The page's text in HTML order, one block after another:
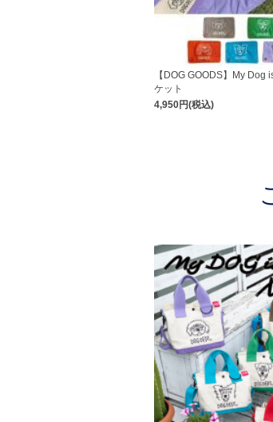
【DOG GOODS】My Dog
ケット
4,950円(税込)